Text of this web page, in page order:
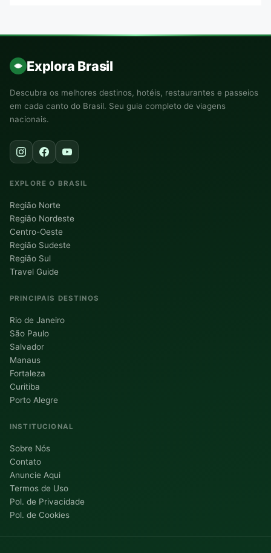
Explora Brasil
Descubra os melhores destinos, hotéis, restaurantes e passeios
em cada canto do Brasil. Seu guia completo de viagens
nacionais.
EXPLORE O BRASIL
Região Norte
Região Nordeste
Centro-Oeste
Região Sudeste
Região Sul
Travel Guide
PRINCIPAIS DESTINOS
Rio de Janeiro
São Paulo
Salvador
Manaus
Fortaleza
Curitiba
Porto Alegre
INSTITUCIONAL
Sobre Nós
Contato
Anuncie Aqui
Termos de Uso
Pol. de Privacidade
Pol. de Cookies